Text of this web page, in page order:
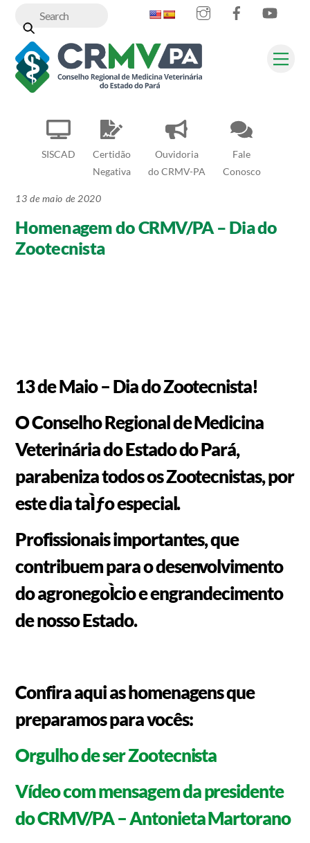
content
SISCAD
Certidão
Negativa
Ouvidoria
do CRMV-PA
Fale
Conosco
InstagramFacebook
13 de maio de 2020
Homenagem do CRMV/PA – Dia do
Zootecnista
13 de Maio – Dia do Zootecnista!
O Conselho Regional de Medicina
Veterinária do Estado do Pará,
parabeniza todos os Zootecnistas, por
este dia taÌƒo especial.
Profissionais importantes, que
contribuem para o desenvolvimento
do agronegoÌcio e engrandecimento
de nosso Estado.
Confira aqui as homenagens que
preparamos para vocês:
Orgulho de ser Zootecnista
Vídeo com mensagem da presidente
do CRMV/PA – Antonieta Martorano